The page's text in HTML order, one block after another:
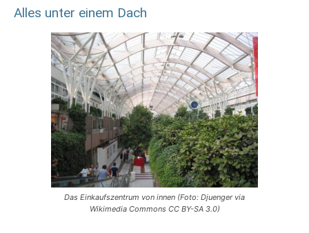
Alles unter einem Dach
Das Einkaufszentrum von innen (Foto: Djuenger via
Wikimedia Commons CC BY-SA 3.0)